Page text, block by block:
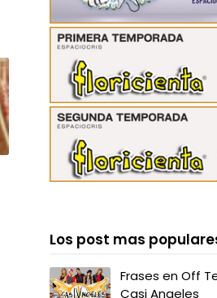
Los post mas
Frases en Off
Casi Angeles